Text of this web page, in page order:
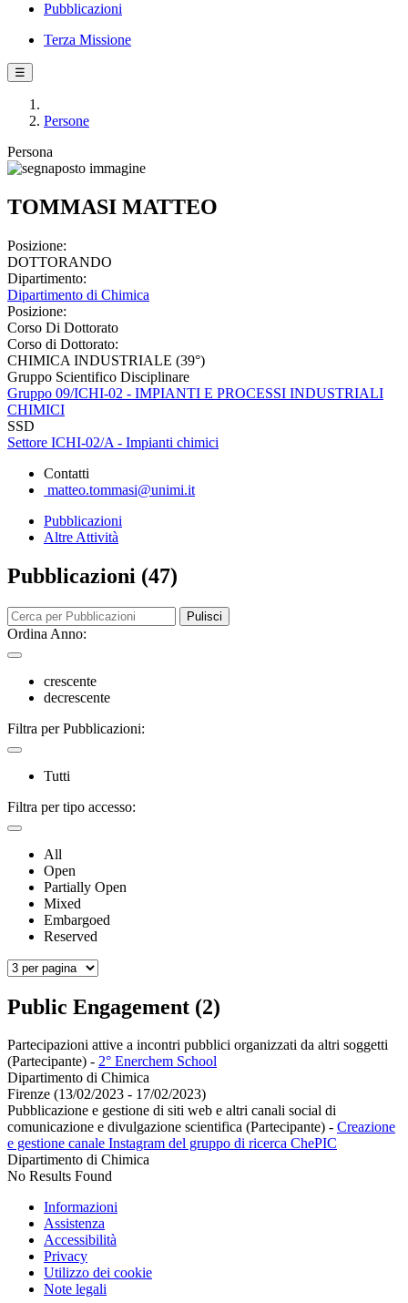
Pubblicazioni
Terza Missione
☰
Persone
Persona
TOMMASI MATTEO
Posizione:
DOTTORANDO
Dipartimento:
Dipartimento di Chimica
Posizione:
Corso Di Dottorato
Corso di Dottorato:
CHIMICA INDUSTRIALE (39°)
Gruppo Scientifico Disciplinare
Gruppo 09/ICHI-02 - IMPIANTI E PROCESSI INDUSTRIALI
CHIMICI
SSD
Settore ICHI-02/A - Impianti chimici
Contatti
matteo.tommasi@unimi.it
Pubblicazioni
Altre Attività
Pubblicazioni (47)
Pulisci
Ordina Anno:
crescente
decrescente
Filtra per Pubblicazioni:
Tutti
Filtra per tipo accesso:
All
Open
Partially Open
Mixed
Embargoed
Reserved
Public Engagement (2)
Partecipazioni attive a incontri pubblici organizzati da altri soggetti
(Partecipante) - 2° Enerchem School
Dipartimento di Chimica
Firenze (13/02/2023 - 17/02/2023)
Pubblicazione e gestione di siti web e altri canali social di
comunicazione e divulgazione scientifica (Partecipante) - Creazione
e gestione canale Instagram del gruppo di ricerca ChePIC
Dipartimento di Chimica
No Results Found
Informazioni
Assistenza
Accessibilità
Privacy
Utilizzo dei cookie
Note legali